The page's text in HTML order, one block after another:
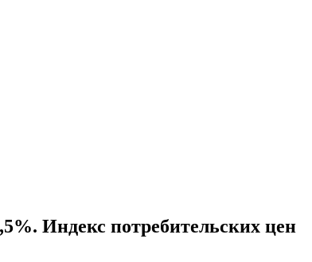
Индекс потребительских цен